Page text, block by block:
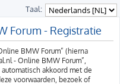
Taal:
Forum - Registratie
BMW Forum” (hierna
- Online BMW Forum”,
akkoord met de
voorwaarden, bezoek of